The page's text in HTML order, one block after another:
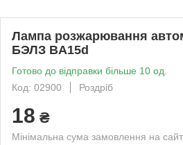
Лампа розжарювання
БЭЛЗ BA15d
Готово до відправки більше 10 од.
Код: 02900
Роздріб
18 ₴
Мінімальна сума замовлення на